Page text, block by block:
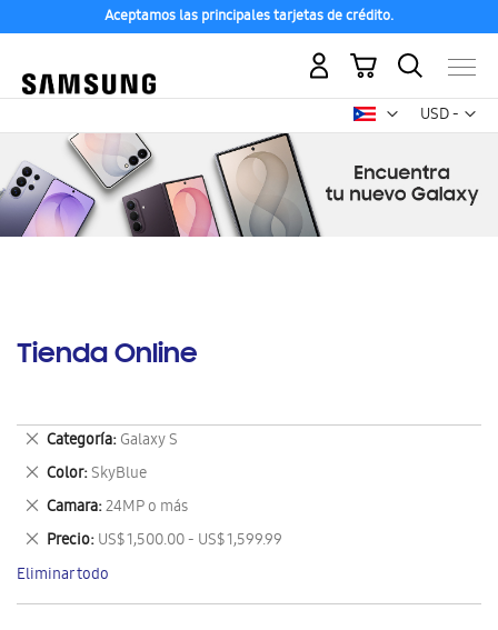
Aceptamos las principales tarjetas de crédito.
USD -
dólar
Mi carrito
Tienda Online
Categoría Galaxy S
Eliminar
este
artículo
Color SkyBlue
Eliminar
este
artículo
Camara 24MP o más
Eliminar
este
artículo
Precio US$ 1,500.00 - US$ 1,599.99
Eliminar
este
artículo
Eliminar todo